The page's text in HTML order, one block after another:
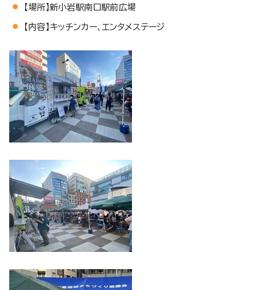
【場所】新小岩駅南口駅前広場
【内容】キッチンカー、エンタメステージ